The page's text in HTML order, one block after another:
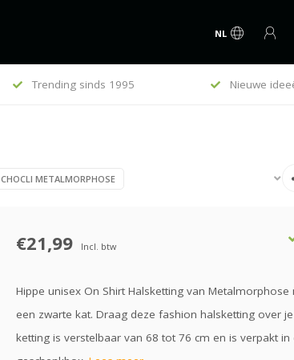
NL
Trending sinds 1995 Nieuwe
CHOCLI METALMORPHOSE
€21,99 Incl. btw
Hippe unisex On Shirt Halsketting van
een zwarte kat. Draag deze fashion halsketting over je
ketting is verstelbaar van 68 tot 76 cm en is verpakt